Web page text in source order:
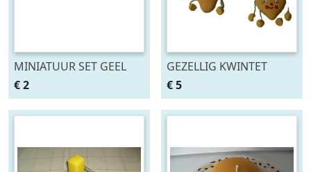
MINIATUUR SET GEEL
MET BLOEMEN 4 DLG
Nieuw
€ 2
GEZELLIG KWINTET
FRUIT GROENTEN 5
DELIG MUUR
DECORATIE NIEUW
€ 5